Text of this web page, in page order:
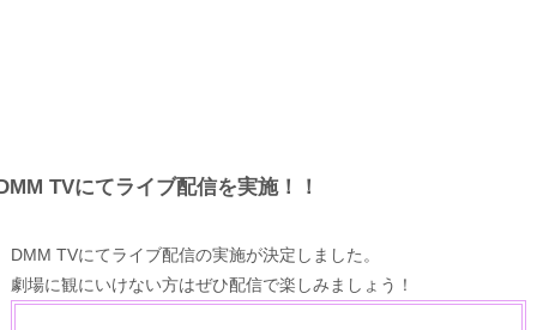
TVにてライブ配信を実施！！
DMM TVにてライブ配信の実施が決定しました。
劇場に観にいけない方はぜひ配信で楽しみましょう！